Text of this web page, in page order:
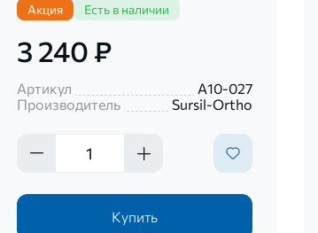
Акция Есть в наличии
3 240 ₽
Артикул
А10-027
Производитель
Sursil-Ortho
Купить